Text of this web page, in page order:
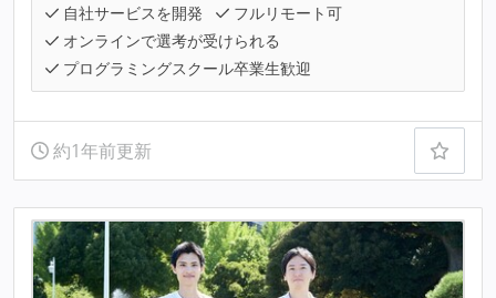
自社サービスを開発
フルリモート可
オンラインで選考が受けられる
プログラミングスクール卒業生歓迎
約1年前更新